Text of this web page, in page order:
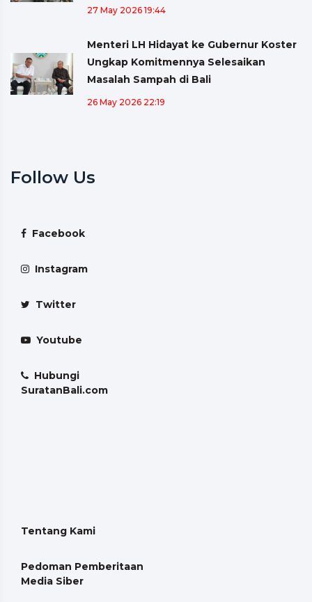
27 May 2026 19:44
Menteri LH Hidayat ke Gubernur Koster
Ungkap Komitmennya Selesaikan
Masalah Sampah di Bali
26 May 2026 22:19
Follow Us
Facebook
Instagram
Twitter
Youtube
Hubungi
SuratanBali.com
Tentang Kami
Pedoman Pemberitaan
Media Siber